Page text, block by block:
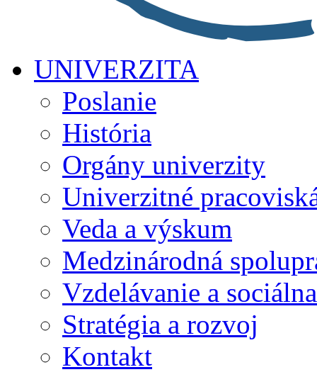
UNIVERZITA
Poslanie
História
Orgány univerzity
Univerzitné
Veda a výskum
Medzinárodná
Vzdelávanie a
Stratégia a rozvoj
Kontakt